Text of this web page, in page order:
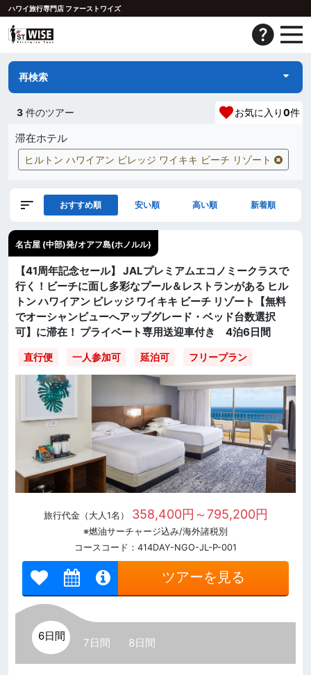
ハワイ旅行専門店 ファーストワイズ
再検索
3 件のツアー お気に入り0件
滞在ホテル
ヒルトン ハワイアン ビレッジ ワイキキ ビーチ リゾート
おすすめ順 安い順 高い順 新着順
名古屋 (中部)発/オアフ島(ホノルル)
【41周年記念セール】 JALプレミアムエコノミークラスで
行く！ビーチに面し多彩なプール＆レストランがある ヒル
トン ハワイアン ビレッジ ワイキキ ビーチ リゾート【無料
でオーシャンビューへアップグレード・ベッド台数選択
可】に滞在！ プライベート専用送迎車付き 4泊6日間
直行便 一人参加可 延泊可 フリープラン
旅行代金（大人1名） 358,400円～795,200円
※燃油サーチャージ込み/海外諸税別
コースコード：414DAY-NGO-JL-P-001
ツアーを見る
6日間
7日間 8日間